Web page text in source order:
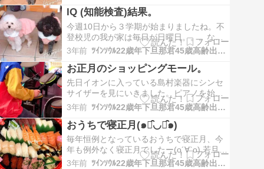
説明を受けたり、いろんな質問をさせてい
ただき、漠然としていた今後の方向性が定
まってきました。 学校はすっぱり切り離し
て考えた…
IQ (知能検査)結果。
今週10日から３学期が始まりましたね。不
登校児の我が家は毎日が日曜日。。。なの
で全く変化のない毎日を送っております(･
_･; 先日、けいの行っている小児心療内科が
親へのカウンセリングも兼ねているため予
約を入れてありわたしだけ行ってきまし
た。 相談員の方にいろいろ愚痴も聞いても
ら…
3年前 ﾂｲﾝｿｳﾙ22歳年下旦那君45歳高齢出産熟女妻の日々徒然
お正月のショッピングモール。
先日イオンに入っている島村楽器にシンセ
サイザーを見にいきました。ピアノを始め
たのも遅く、ただ音楽が好きってだけでリ
ズム感や、繊細な感性も多分ない息
子、、、 クラシック音楽にも全く興味がな
くピアノでの表現力も身に付きません。 わ
たし達親はピアニストになってほしい訳で
も無くただけい…
3年前 ﾂｲﾝｿｳﾙ22歳年下旦那君45歳高齢出産熟女妻の日々徒然
おうちで寝正月(๑･̑◡･̑๑)
毎年恒例となっているおうちで寝正月、今
年も例外なく寝正月でしたー(о´∀`о) 若旦那
氏とけいは近所の氏神様へ散歩がてら初詣
3年前 ﾂｲﾝｿｳﾙ22歳年下旦那君45歳高齢出産熟女妻の日々徒然